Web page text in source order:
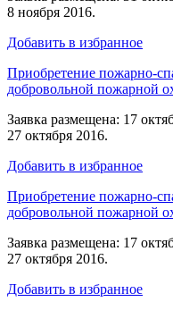
8 ноября 2016.
Добавить в избранное
Приобретение пожарно-
добровольной пожарной
Заявка размещена: 17
27 октября 2016.
Добавить в избранное
Приобретение пожарно-
добровольной пожарной
Заявка размещена: 17
27 октября 2016.
Добавить в избранное